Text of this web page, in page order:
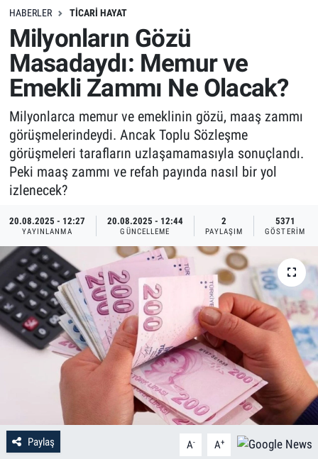
HABERLER TICARI HAYAT
Milyonların Gözü
Masadaydı: Memur ve
Emekli Zammı Ne Olacak?
Milyonlarca memur ve emeklinin gözü, maaş zammı
görüşmelerindeydi. Ancak Toplu Sözleşme
görüşmeleri tarafların uzlaşamamasıyla sonuçlandı.
Peki maaş zammı ve refah payında nasıl bir yol
izlenecek?
20.08.2025 - 12:27
YAYINLANMA
20.08.2025 - 12:44
GÜNCELLEME
2
PAYLAŞIM
5371
GÖSTERIM
Paylaş A- A+